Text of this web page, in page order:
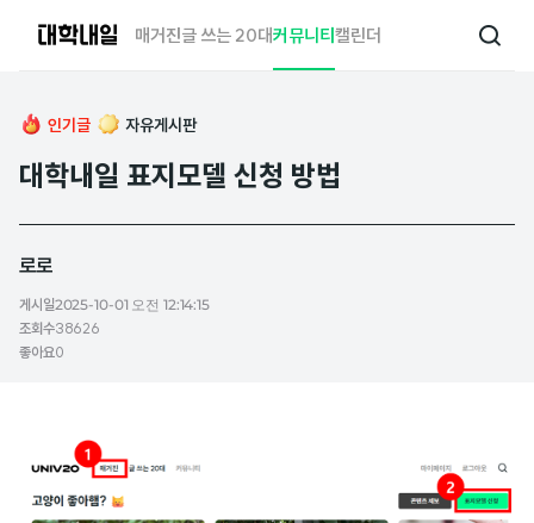
매거진글 쓰는 20대커뮤니티캘린더
검
인기글 자유게시판
대학내일 표지모델 신청 방법
로로
게시일2025-10-01 오전 12:14:15
조회수38626
좋아요0